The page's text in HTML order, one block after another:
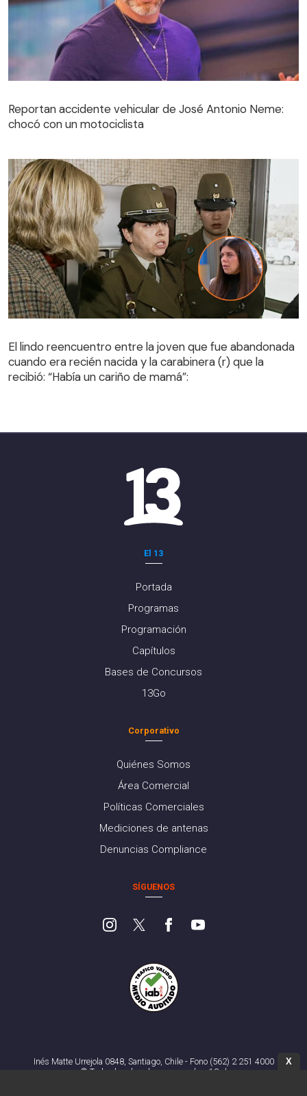
Reportan accidente vehicular de José Antonio Neme:
chocó con un motociclista
cuando era recién nacida y la carabinera (r) que la
recibió: “Había un cariño de mamá”:
El lindo reencuentro entre la joven que fue abandonada
cuando era recién nacida y la carabinera (r) que la
recibió: “Había un cariño de mamá”:
El 13
Portada
Programas
Programación
Capítulos
Bases de Concursos
13Go
Corporativo
Quiénes Somos
Área Comercial
Políticas Comerciales
Mediciones de antenas
Denuncias Compliance
SÍGUENOS
Inés Matte Urrejola 0848, Santiago, Chile - Fono (562) 2 251 4000
© Todos los derechos reservados. 13.cl
X